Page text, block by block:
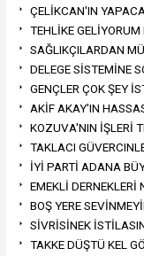
ÇELİKCAN'IN
TEHLİKE GELİYORUM
SAĞLIKÇILARDAN
DELEGE SİSTEMİNE
GENÇLER ÇOK ŞEY
AKİF AKAY'IN
KOZUVA'NIN İŞLERİ
TAKLACI
İYİ PARTİ ADANA
EMEKLİ DERNEKLERİ
BOŞ YERE
SİVRİSİNEK
TAKKE DÜŞTÜ KEL